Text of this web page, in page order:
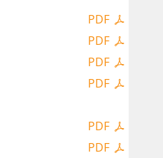
PDF
PDF
PDF
PDF
PDF
PDF